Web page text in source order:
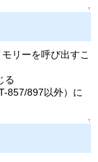
↑
リーを呼び出すこ
る
857/897以外）に
↑